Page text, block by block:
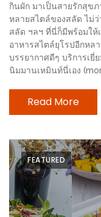
บาท
รีวิว
ดี
กับ
วงใน
แจก
LINE
ลายแท
กินผัก มาเป็นสายรักสุข
หลายสไตล์ของสลัด ไม่
สลัด ฯลฯ ที่นี่ก็มีพร้อมให้
อาหารสไตล์ยุโรปอีกหล
บรรยากาศดีๆ บริการเยี่
นิมมานเหมินท์นี่เอง
Read More
FEATURED